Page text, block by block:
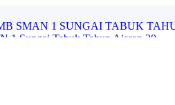
1 Sungai Tabuk Tahun Ajaran 20...
1 Sungai Tabuk Berlangsung...
2026...